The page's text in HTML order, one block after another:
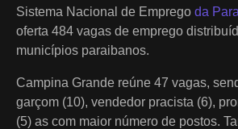
Sistema Nacional de Emprego da
oferta 484 vagas de emprego
municípios paraibanos.
Campina Grande reúne 47 vagas,
garçom (10), vendedor pracista (6),
(5) as com maior número de postos.